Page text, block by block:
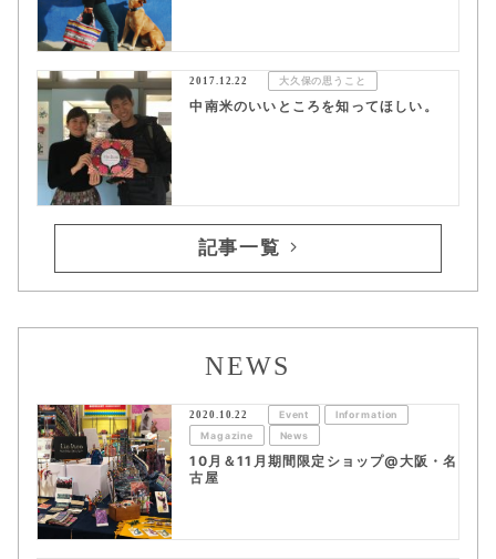
2017.12.22 大久保の思うこと
中南米のいいところを知ってほしい。
記事一覧
NEWS
2020.10.22 Event
Information
Magazine
News
10月＆11月期間限定ショップ@大阪・名
古屋